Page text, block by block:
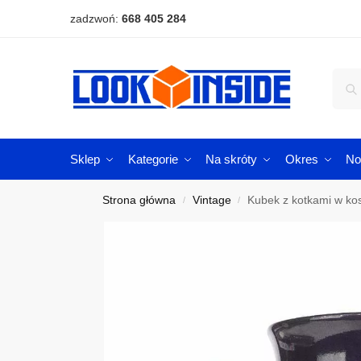
zadzwoń: 668 405 284
Sklep Kategorie Na skróty Okres
Strona główna / Vintage / Kubek z kotkami w